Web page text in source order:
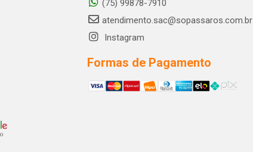
(75) 99878-7910
atendimento.sac@sopassaros.com.br
Instagram
Formas de Pagamento